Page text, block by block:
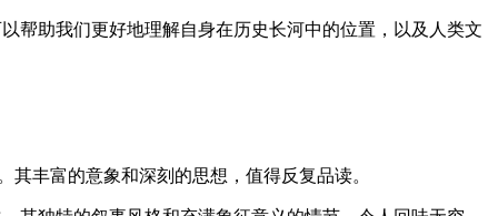
帮助我们更好地理解自身在历史长河中的位置，以及人类文
丰富的意象和深刻的思想，值得反复品读。